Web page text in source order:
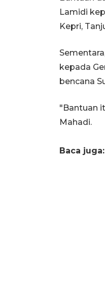
Lamidi
Kepri,
kepada
bencana
"Bantuan
Mahadi.
Baca juga: